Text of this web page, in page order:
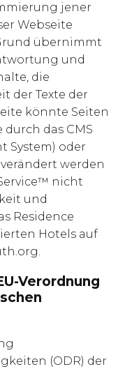
jener
Webseite
übernimmt
und
die
der Texte der
könnte Seiten
das CMS
System) oder
werden
nicht
und
Residence
Hotels auf
Verordnung
(ODR) der